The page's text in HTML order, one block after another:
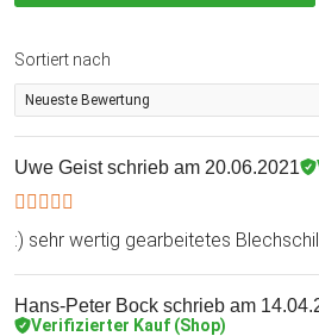
Sortiert nach
Uwe Geistschrieb am 20.06.2021
:) sehr wertig gearbeitetes
Hans-Peter Bock schrieb am
Verifizierter Kauf (Shop)